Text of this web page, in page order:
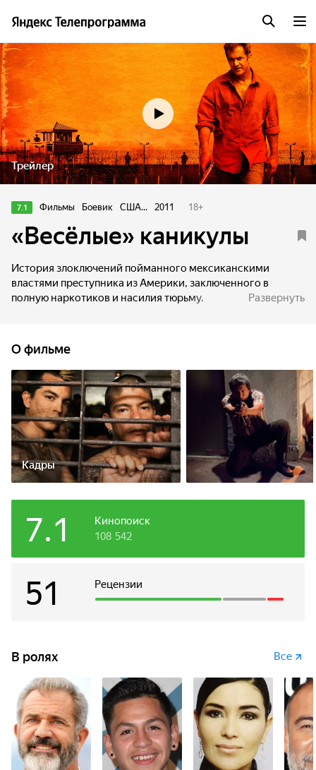
Трейлер
7.1 Фильмы Боевик США... 2011 18+
«Весёлые» каникулы
История злоключений пойманного мексиканскими
властями преступника из Америки, заключенного в
полную наркотиков и насилия тюрьму.
Развернуть
О фильме
Кадры
Кинопоиск
7.1 108 542
Рецензии
51
В ролях Все